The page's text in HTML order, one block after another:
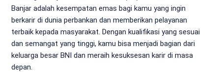
Banjar adalah kesempatan emas bagi kamu yang ingin
berkarir di dunia perbankan dan memberikan pelayanan
terbaik kepada masyarakat. Dengan kualifikasi yang sesuai
dan semangat yang tinggi, kamu bisa menjadi bagian dari
keluarga besar BNI dan meraih kesuksesan karir di masa
depan.